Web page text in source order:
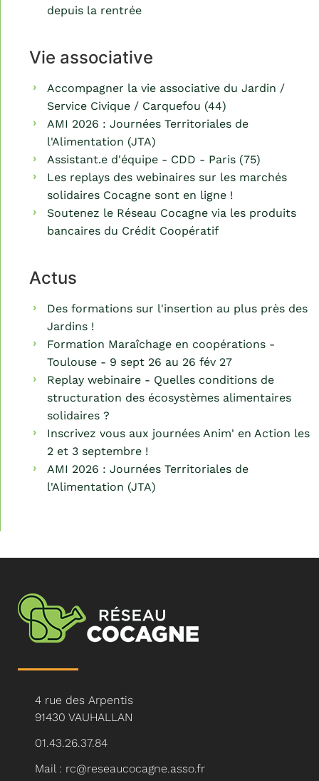
depuis la rentrée
Vie associative
Accompagner la vie associative du Jardin /
Service Civique / Carquefou (44)
AMI 2026 : Journées Territoriales de
l'Alimentation (JTA)
Assistant.e d'équipe - CDD - Paris (75)
Les replays des webinaires sur les marchés
solidaires Cocagne sont en ligne !
Soutenez le Réseau Cocagne via les produits
bancaires du Crédit Coopératif
Actus
Des formations sur l'insertion au plus près des
Jardins !
Formation Maraîchage en coopérations -
Toulouse - 9 sept 26 au 26 fév 27
Replay webinaire - Quelles conditions de
structuration des écosystèmes alimentaires
solidaires ?
Inscrivez vous aux journées Anim' en Action les
2 et 3 septembre !
AMI 2026 : Journées Territoriales de
l'Alimentation (JTA)
4 rue des Arpentis
91430 VAUHALLAN
01.43.26.37.84
Mail : rc@reseaucocagne.asso.fr